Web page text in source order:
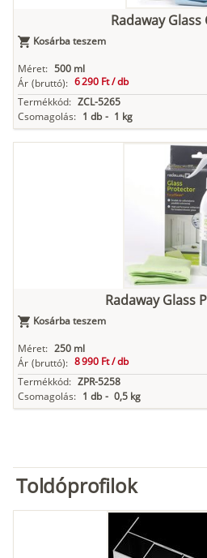
Radaway Glass
Kosárba teszem
Méret: 500 ml
Ár (bruttó): 6 290 Ft /db
Termékkód: ZCL-5265
Csomagolás: 1 db - 1 kg
Radaway Glass
Kosárba teszem
Méret: 250 ml
Ár (bruttó): 8 990 Ft /db
Termékkód: ZPR-5258
Csomagolás: 1 db - 0,5 kg
Toldóprofilok